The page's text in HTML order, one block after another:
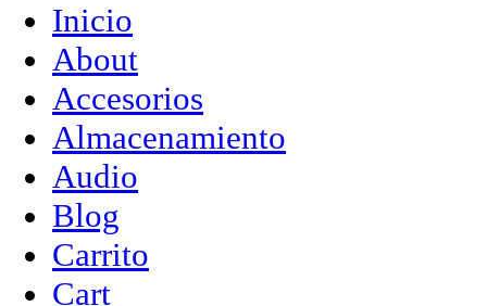
Inicio
About
Accesorios
Almacenamiento
Audio
Blog
Carrito
Cart